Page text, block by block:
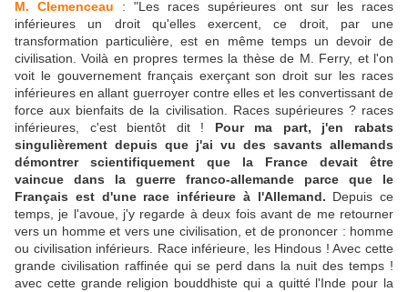
M. Clemenceau : "Les races supérieures ont sur les races
inférieures un droit qu'elles exercent, ce droit, par une
transformation particulière, est en même temps un devoir de
civilisation. Voilà en propres termes la thèse de M. Ferry, et l'on
voit le gouvernement français exerçant son droit sur les races
inférieures en allant guerroyer contre elles et les convertissant de
force aux bienfaits de la civilisation. Races supérieures ? races
inférieures, c'est bientôt dit ! Pour ma part, j'en rabats
singulièrement depuis que j'ai vu des savants allemands
démontrer scientifiquement que la France devait être
vaincue dans la guerre franco-allemande parce que le
Français est d'une race inférieure à l'Allemand. Depuis ce
temps, je l'avoue, j'y regarde à deux fois avant de me retourner
vers un homme et vers une civilisation, et de prononcer : homme
ou civilisation inférieurs. Race inférieure, les Hindous ! Avec cette
grande civilisation raffinée qui se perd dans la nuit des temps !
avec cette grande religion bouddhiste qui a quitté l'Inde pour la